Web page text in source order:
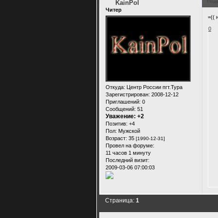
KainPol
Читер
Откуда: Центр России пгт.Тура
Зарегистрирован: 2008-12-12
Приглашений: 0
Сообщений: 51
Уважение: +2
Позитив: +4
Пол: Мужской
Возраст: 35 [1990-12-31]
Провел на форуме:
11 часов 1 минуту
Последний визит:
2009-03-06 07:00:03
=((
0
Страница:1